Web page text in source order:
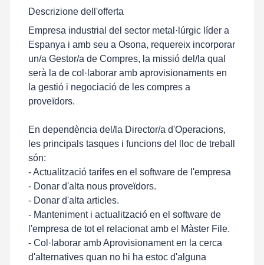
Descrizione dell'offerta
Empresa industrial del sector metal·lúrgic líder a
Espanya i amb seu a Osona, requereix incorporar
un/a Gestor/a de Compres, la missió del/la qual
serà la de col·laborar amb aprovisionaments en
la gestió i negociació de les compres a
proveïdors.
En dependència del/la Director/a d'Operacions,
les principals tasques i funcions del lloc de treball
són:
- Actualització tarifes en el software de l'empresa
- Donar d'alta nous proveïdors.
- Donar d'alta articles.
- Manteniment i actualització en el software de
l'empresa de tot el relacionat amb el Màster File.
- Col·laborar amb Aprovisionament en la cerca
d'alternatives quan no hi ha estoc d'alguna